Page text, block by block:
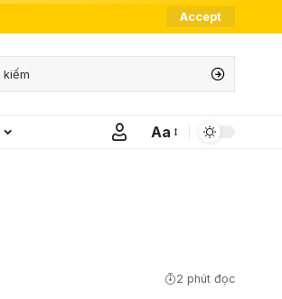
Accept
Font
Aa
2 phút đọc